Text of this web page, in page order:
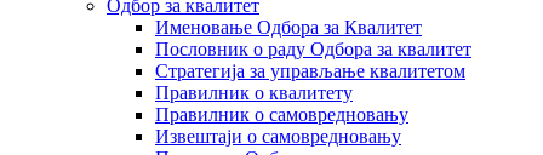
Одбор за квалитет
Именовање Одбора за Квалитет
Пословник о раду Одбора за квалитет
Стратегија за управљање квалитетом
Правилник о квалитету
Правилник о самовредновању
Извештаји о самовредновању